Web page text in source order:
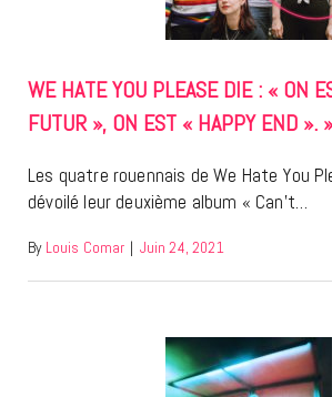
WE HATE YOU PLEASE DIE : « ON
FUTUR », ON EST « HAPPY END ».
Les quatre rouennais de We Hate You
dévoilé leur deuxième album « Can’t…
By Louis Comar | Juin 24, 2021